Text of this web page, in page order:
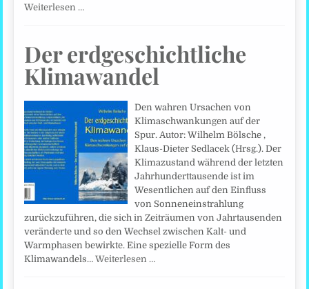
Weiterlesen …
Der erdgeschichtliche
Klimawandel
Den wahren Ursachen von
Klimaschwankungen auf der
Spur. Autor: Wilhelm Bölsche ,
Klaus-Dieter Sedlacek (Hrsg.). Der
Klimazustand während der letzten
Jahrhunderttausende ist im
Wesentlichen auf den Einfluss
von Sonneneinstrahlung
zurückzuführen, die sich in Zeiträumen von Jahrtausenden
veränderte und so den Wechsel zwischen Kalt- und
Warmphasen bewirkte. Eine spezielle Form des
Klimawandels…Weiterlesen …